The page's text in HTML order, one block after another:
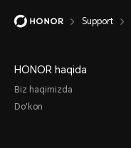
Support
HONOR haqida
Biz haqimizda
Do'kon